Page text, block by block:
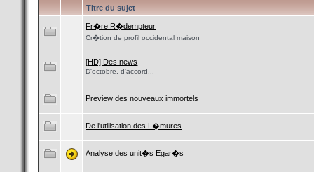
Titre du sujet
Fr�re R�dempteur
Cr�tion de profil occidental maison
[HD] Des news
D'octobre, d'accord...
Preview des nouveaux immortels
De l'utilisation des L�mures
Analyse des unit�s Egar�s